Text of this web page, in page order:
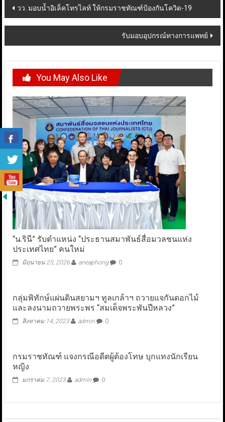
Post
navigation
วว. มอบน้ำอิเล็คโทรไลท์ ให้กรมราชทัณฑ์ป้องกันโควิด-19
รับมอบอุปกรณ์ทางการแพทย์
You May Also Like
“น.รินี” รับตำแหน่ง “ประธานสมาพันธ์สื่อมวลชนแห่ง
ประเทศไทย” คนใหม่
มิถุนายน 25, 2026 aneaphong 0
กลุ่มพิทักษ์แผ่นดินสยามฯ ทูลเกล้าฯ ถวายแจกันดอกไม้
และลงนามถวายพระพร “สมเด็จพระพันปีหลวง”
สิงหาคม 14, 2023 admin 0
กรมราชทัณฑ์ แจงกรณีอดีตผู้ต้องโทษ บุกแทงนักเรียน
หญิง
มกราคม 7, 2023 admin 0